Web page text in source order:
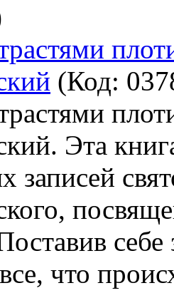
(Код:
Эта
записей
что